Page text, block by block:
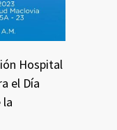
Hospital
el Día
la